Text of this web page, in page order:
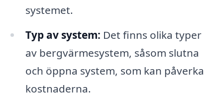
systemet.
Typ av system: Det finns olika typer
av bergvärmesystem, såsom slutna
och öppna system, som kan påverka
kostnaderna.